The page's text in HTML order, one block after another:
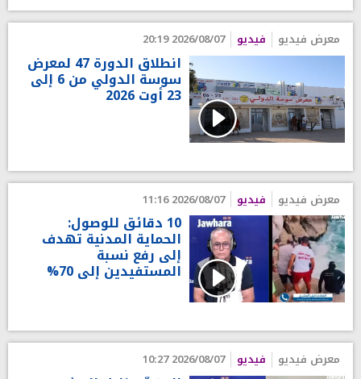
معرض فيديو فيديو 2026/08/07 20:19
انطلاق الدورة 47 لمعرض
سوسة الدولي من 6 إلى
23 أوت 2026
معرض فيديو فيديو 2026/08/07 11:16
10 دقائق للوصول:
الحماية المدنية تهدف
إلى رفع نسبة
المستفيدين إلى 70%
معرض فيديو فيديو 2026/08/07 10:27